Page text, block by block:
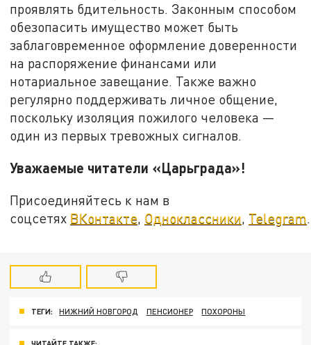
проявлять бдительность. Законным способом
обезопасить имущество может быть
заблаговременное оформление доверенности
на распоряжение финансами или
нотариальное завещание. Также важно
регулярно поддерживать личное общение,
поскольку изоляция пожилого человека —
один из первых тревожных сигналов.
Уважаемые читатели «Царьграда»!
Присоединяйтесь к нам в
соцсетях ВКонтакте Одноклассники Telegram
ТЕГИ: НИЖНИЙ НОВГОРОД ПЕНСИОНЕР ПОХОРОНЫ